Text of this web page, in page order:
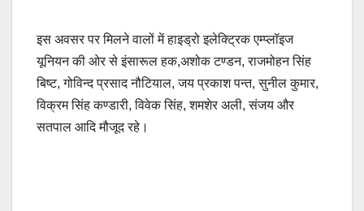
इस अवसर पर मिलने वालों में हाइड्रो इलेक्ट्रिक एम्प्लॉइज
यूनियन की ओर से इंसारूल हक,अशोक टण्डन, राजमोहन सिंह
बिष्ट, गोविन्द प्रसाद नौटियाल, जय प्रकाश पन्त, सुनील कुमार,
विक्रम सिंह कण्डारी, विवेक सिंह, शमशेर अली, संजय और
सतपाल आदि मौजूद रहे।